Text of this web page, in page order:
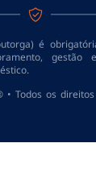
é
gestão
Todos os direitos